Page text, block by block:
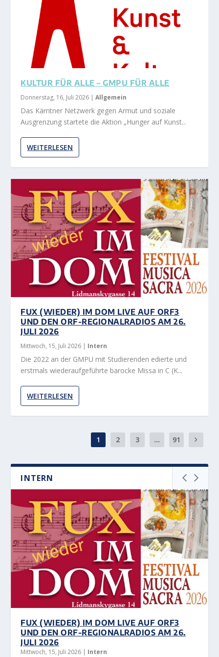
KULTUR FÜR ALLE – GMPU FÜR ALLE
Donnerstag, 16, Juli 2026 |Allgemein
Das Kärntner Netzwerk gegen Armut und soziale
Ausgrenzung startete die Aktion „Hunger auf Kunst...
WEITERLESEN
FUX (WIEDER) IM DOM LIVE AUF ORF3
UND DEN ORF-REGIONALRADIOS AM 26.
JULI 2026
Mittwoch, 15, Juli 2026 Intern
Die 2022 an der GMPU mit Studierenden edierte und
erstmals wiederaufgeführte barocke Missa in C (K...
WEITERLESEN
1 2 3 ... 91
INTERN
FUX (WIEDER) IM DOM LIVE AUF ORF3
UND DEN ORF-REGIONALRADIOS AM 26.
JULI 2026
Mittwoch, 15, Juli 2026 | Intern